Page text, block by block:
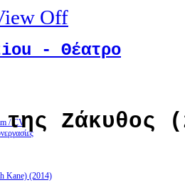
Off
- Θέατρο
/ CV
Kane) (2014)
της Ζάκυθος